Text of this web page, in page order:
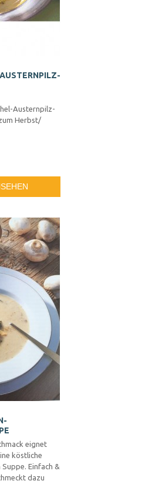
Austernpilz-
Herbst/
eignet
köstliche
Einfach &
dazu